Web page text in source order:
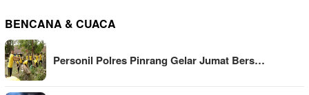
BENCANA & CUACA
Personil Polres Pinrang Gelar Jumat Bers…